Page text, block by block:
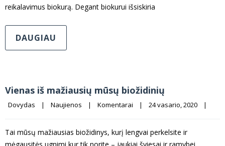
reikalavimus biokurą. Degant biokurui išsiskiria
DAUGIAU
Vienas iš mažiausių mūsų biožidinių
Dovydas | Naujienos | Komentarai | 24 vasario, 2020 |
Tai mūsų mažiausias biožidinys, kurį lengvai perkelsite ir